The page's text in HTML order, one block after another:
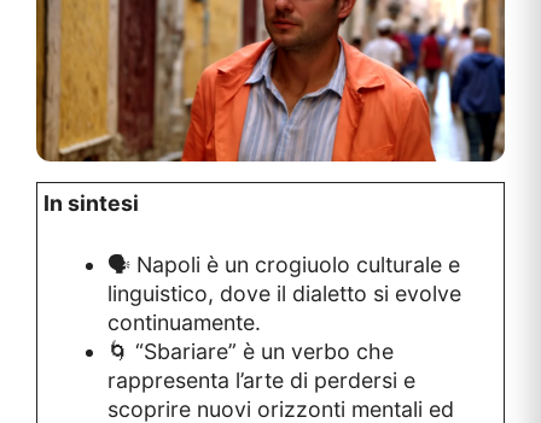
In sintesi
🗣️ Napoli è un crogiuolo culturale e
linguistico, dove il dialetto si evolve
continuamente.
🌀 “Sbariare” è un verbo che
rappresenta l’arte di perdersi e
scoprire nuovi orizzonti mentali ed